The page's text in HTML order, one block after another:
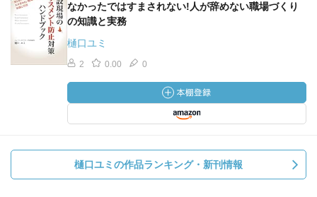
なかったではすまされない!人が辞めない職場づくり
の知識と実務
樋口ユミ
2 0.00 0
樋口ユミの作品ランキング・新刊情報